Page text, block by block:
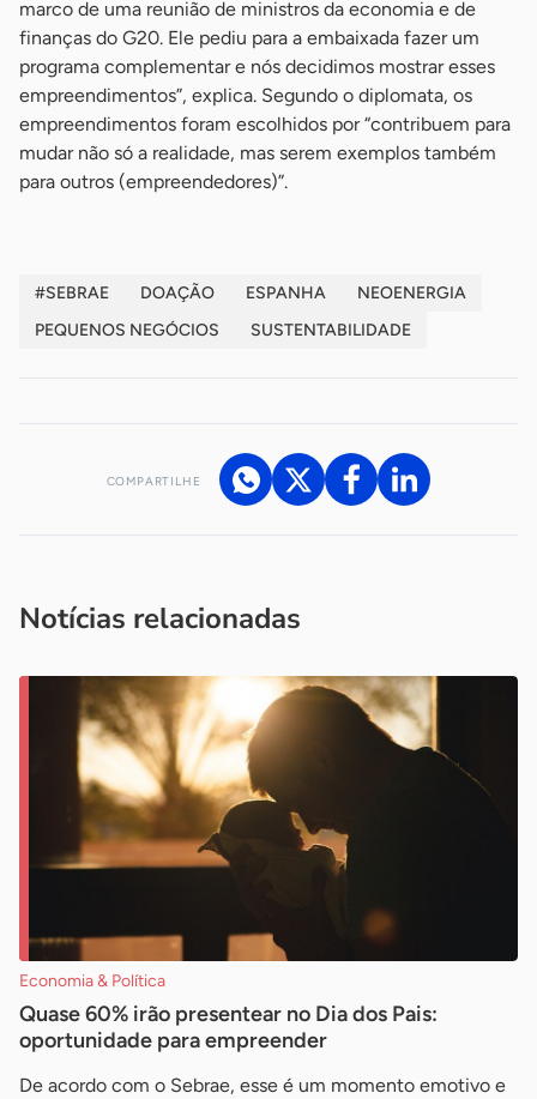
marco de uma reunião de ministros da economia e de
finanças do G20. Ele pediu para a embaixada fazer um
programa complementar e nós decidimos mostrar esses
empreendimentos”, explica. Segundo o diplomata, os
empreendimentos foram escolhidos por “contribuem para
mudar não só a realidade, mas serem exemplos também
para outros (empreendedores)”.
#SEBRAE DOAÇÃO ESPANHA
NEOENERGIA
PEQUENOS NEGÓCIOS
SUSTENTABILIDADE
COMPARTILHE
Notícias relacionadas
Economia & Política
Quase 60% irão presentear no Dia dos Pais:
oportunidade para empreender
De acordo com o Sebrae, esse é um momento emotivo e